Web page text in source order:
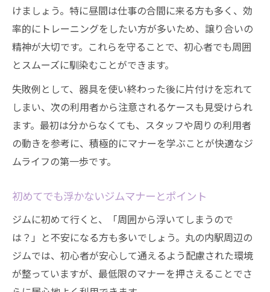
けましょう。特に昼間は仕事の合間に来る方も多く、効
率的にトレーニングをしたい方が多いため、譲り合いの
精神が大切です。これらを守ることで、初心者でも周囲
とスムーズに馴染むことができます。
失敗例として、器具を使い終わった後に片付けを忘れて
しまい、次の利用者から注意されるケースも見受けられ
ます。最初は分からなくても、スタッフや周りの利用者
の動きを参考に、積極的にマナーを学ぶことが快適なジ
ムライフの第一歩です。
初めてでも浮かないジムマナーとポイント
ジムに初めて行くと、「周囲から浮いてしまうので
は？」と不安になる方も多いでしょう。丸の内駅周辺の
ジムでは、初心者が安心して通えるよう配慮された環境
が整っていますが、最低限のマナーを押さえることでさ